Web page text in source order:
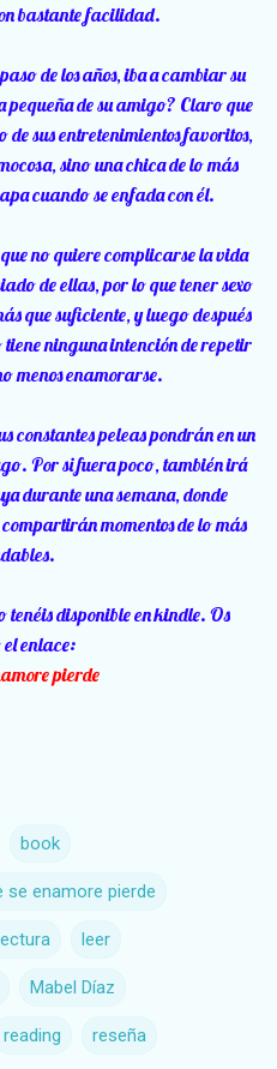
bastante facilidad.
de los años, iba a cambiar su
de su amigo? Claro que
de sus entretenimientos favoritos,
sino una chica de lo más
cuando se enfada con él.
no quiere complicarse la vida
de ellas, por lo que tener sexo
que suficiente, y luego después
tiene ninguna intención de repetir
menos enamorarse.
constantes peleas pondrán en un
Por si fuera poco, también irá
durante una semana, donde
momentos de lo más
disponible en kindle. Os
enlace:
pierde
book
se enamore pierde
leer
Mabel Díaz
reading reseña